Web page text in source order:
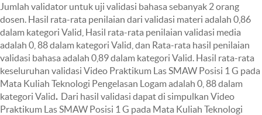
Jumlah validator untuk uji validasi bahasa sebanyak 2 orang
dosen. Hasil rata-rata penilaian dari validasi materi adalah 0,86
dalam kategori Valid, Hasil rata-rata penilaian validasi media
adalah 0, 88 dalam kategori Valid, dan Rata-rata hasil penilaian
validasi bahasa adalah 0,89 dalam kategori Valid. Hasil rata-rata
keseluruhan validasi Video Praktikum Las SMAW Posisi 1 G pada
Mata Kuliah Teknologi Pengelasan Logam adalah 0, 88 dalam
kategori Valid. Dari hasil validasi dapat di simpulkan Video
Praktikum Las SMAW Posisi 1 G pada Mata Kuliah Teknologi